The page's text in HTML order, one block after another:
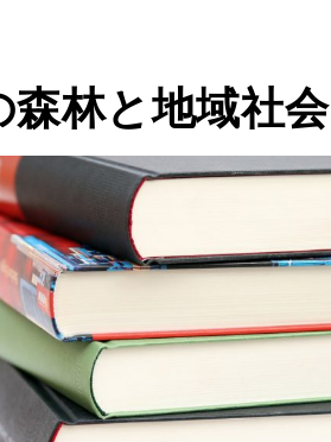
林と地域社会